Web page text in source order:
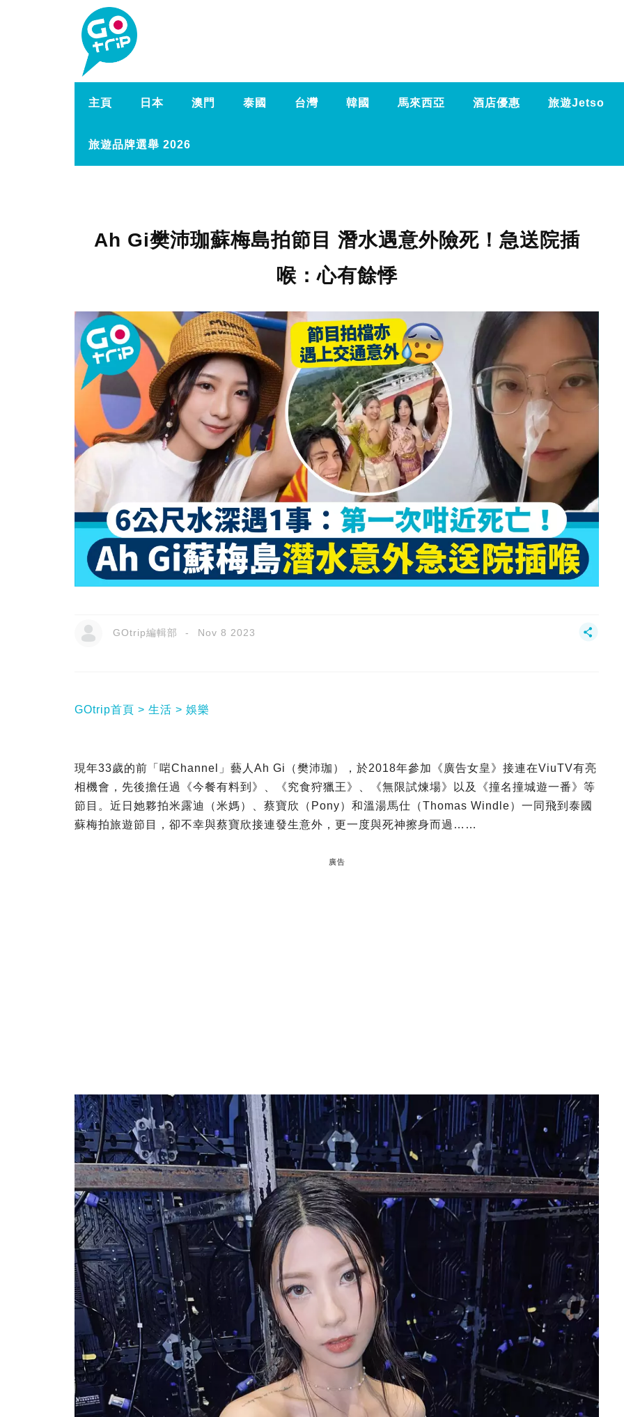
主頁 日本 澳門 泰國 台灣 韓國 馬來西亞 酒店優惠 旅遊Jetso
旅遊品牌選舉 2026
Ah Gi樊沛珈蘇梅島拍節目 潛水遇意外險死！急送院插
喉：心有餘悸
GOtrip編輯部 Nov 8 2023
GOtrip首頁 生活 娛樂
現年33歲的前「啱Channel」藝人Ah Gi（樊沛珈），於2018年參加《廣告女皇》接連在ViuTV有亮
相機會，先後擔任過《今餐有料到》、《究食狩獵王》、《無限試煉場》以及《撞名撞城遊一番》等
節目。近日她夥拍米露迪（米媽）、蔡寶欣（Pony）和溫湯馬仕（Thomas Windle）一同飛到泰國
蘇梅拍旅遊節目，卻不幸與蔡寶欣接連發生意外，更一度與死神擦身而過……
廣告